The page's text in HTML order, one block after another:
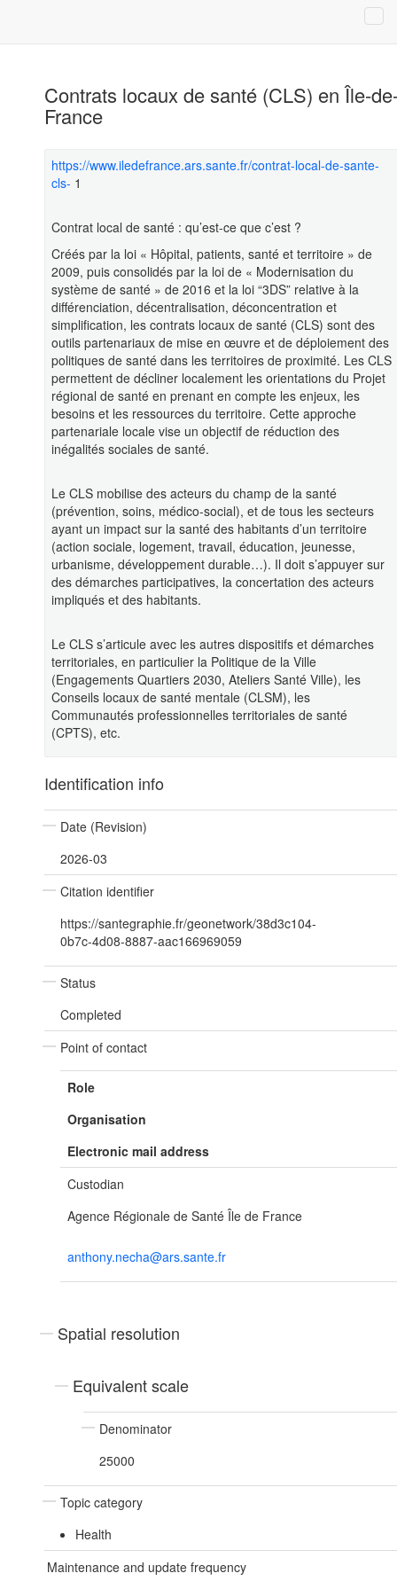
Contrats locaux de santé (CLS) en Île-
France
https://www.iledefrance.ars.sante.fr/contrat-local-de-sante-
cls- 1
Contrat local de santé : qu’est-ce que c’est ?
Créés par la loi « Hôpital, patients, santé et territoire » de
2009, puis consolidés par la loi de « Modernisation du
système de santé » de 2016 et la loi “3DS” relative à la
différenciation, décentralisation, déconcentration et
simplification, les contrats locaux de santé (CLS) sont des
outils partenariaux de mise en œuvre et de déploiement des
politiques de santé dans les territoires de proximité. Les CLS
permettent de décliner localement les orientations du Projet
régional de santé en prenant en compte les enjeux, les
besoins et les ressources du territoire. Cette approche
partenariale locale vise un objectif de réduction des
inégalités sociales de santé.
Le CLS mobilise des acteurs du champ de la santé
(prévention, soins, médico-social), et de tous les secteurs
ayant un impact sur la santé des habitants d’un territoire
(action sociale, logement, travail, éducation, jeunesse,
urbanisme, développement durable…). Il doit s’appuyer sur
des démarches participatives, la concertation des acteurs
impliqués et des habitants.
Le CLS s’articule avec les autres dispositifs et démarches
territoriales, en particulier la Politique de la Ville
(Engagements Quartiers 2030, Ateliers Santé Ville), les
Conseils locaux de santé mentale (CLSM), les
Communautés professionnelles territoriales de santé
(CPTS), etc.
Identification info
Date (Revision)
2026-03
Citation identifier
https://santegraphie.fr/geonetwork/38d3c104-
0b7c-4d08-8887-aac166969059
Status
Completed
Point of contact
Role
Organisation
Electronic mail address
Custodian
Agence Régionale de Santé Île de France
anthony.necha@ars.sante.fr
Spatial resolution
Equivalent scale
Denominator
25000
Topic category
Health
Maintenance and update frequency